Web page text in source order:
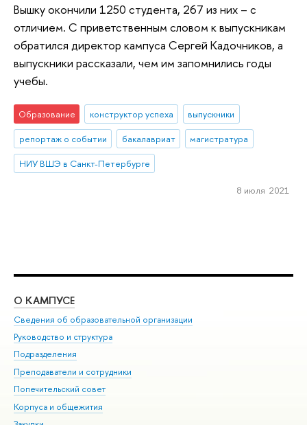
Вышку окончили 1250 студента, 267 из них – с
отличием. С приветственным словом к выпускникам
обратился директор кампуса Сергей Кадочников, а
выпускники рассказали, чем им запомнились годы
учебы.
Образование конструктор успеха
выпускники
репортаж о событии
бакалавриат
магистратура
НИУ ВШЭ в Санкт-Петербурге
8 июля 2021
О КАМПУСЕ
Сведения об образовательной организации
Руководство и структура
Подразделения
Преподаватели и сотрудники
Попечительский совет
Корпуса и общежития